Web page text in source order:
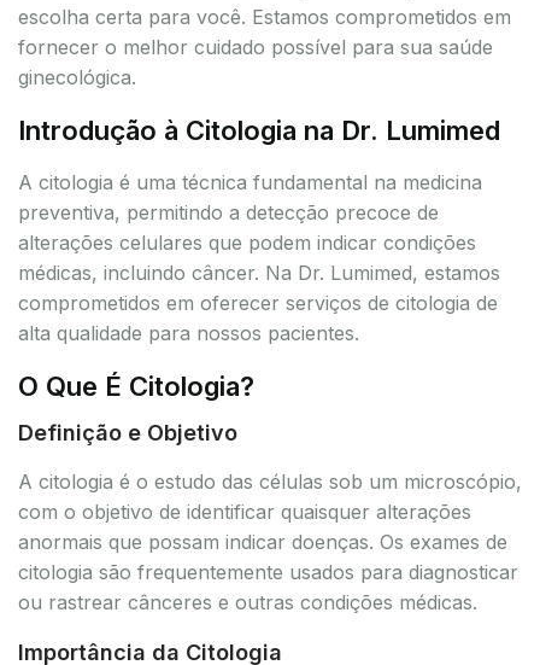
escolha certa para você. Estamos comprometidos em
fornecer o melhor cuidado possível para sua saúde
ginecológica.
Introdução à Citologia na Dr. Lumimed
A citologia é uma técnica fundamental na medicina
preventiva, permitindo a detecção precoce de
alterações celulares que podem indicar condições
médicas, incluindo câncer. Na Dr. Lumimed, estamos
comprometidos em oferecer serviços de citologia de
alta qualidade para nossos pacientes.
O Que É Citologia?
Definição e Objetivo
A citologia é o estudo das células sob um microscópio,
com o objetivo de identificar quaisquer alterações
anormais que possam indicar doenças. Os exames de
citologia são frequentemente usados para diagnosticar
ou rastrear cânceres e outras condições médicas.
Importância da Citologia